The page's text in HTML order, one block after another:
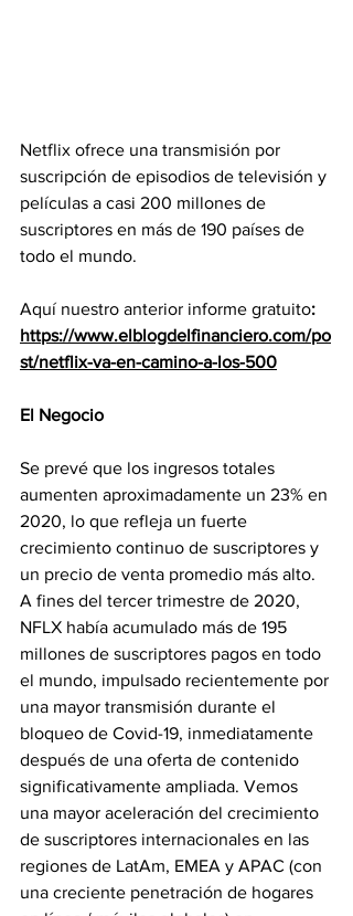
Netflix ofrece una transmisión por
suscripción de episodios de televisión y
películas a casi 200 millones de
suscriptores en más de 190 países de
todo el mundo.
Aquí nuestro anterior informe gratuito:
https://www.elblogdelfinanciero.com/po
st/netflix-va-en-camino-a-los-500
El Negocio
Se prevé que los ingresos totales
aumenten aproximadamente un 23% en
2020, lo que refleja un fuerte
crecimiento continuo de suscriptores y
un precio de venta promedio más alto.
A fines del tercer trimestre de 2020,
NFLX había acumulado más de 195
millones de suscriptores pagos en todo
el mundo, impulsado recientemente por
una mayor transmisión durante el
bloqueo de Covid-19, inmediatamente
después de una oferta de contenido
significativamente ampliada. Vemos
una mayor aceleración del crecimiento
de suscriptores internacionales en las
regiones de LatAm, EMEA y APAC (con
una creciente penetración de hogares